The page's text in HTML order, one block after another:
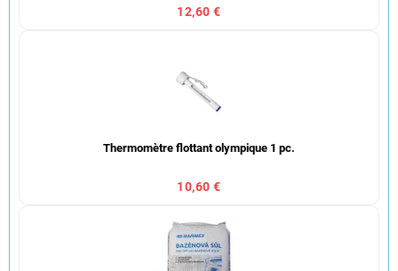
12,60 €
Thermomètre flottant olympique 1 pc.
10,60 €